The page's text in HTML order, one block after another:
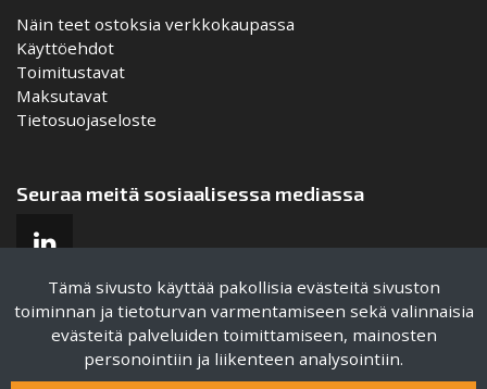
Tämä sivusto käyttää pakollisia evästeitä sivuston
toiminnan ja tietoturvan varmentamiseen sekä valinnaisia
evästeitä palveluiden toimittamiseen, mainosten
personointiin ja liikenteen analysointiin.
Näin teet ostoksia verkkokaupassa
Käyttöehdot
Toimitustavat
Maksutavat
Tietosuojaseloste
Seuraa meitä sosiaalisessa mediassa
Sertifikaatit